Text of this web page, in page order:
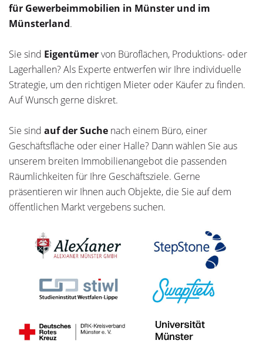
für Gewerbeimmobilien in Münster und im
Münsterland.
Sie sind Eigentümervon Büroflächen, Produktions- oder
Lagerhallen? Als Experte entwerfen wir Ihre individuelle
Strategie, um den richtigen Mieter oder Käufer zu finden.
Auf Wunsch gerne diskret.
Sie sind auf der Suche nach einem Büro, einer
Geschäftsfläche oder einer Halle? Dann wählen Sie aus
unserem breiten Immobilienangebot die passenden
Räumlichkeiten für Ihre Geschäftsziele. Gerne
präsentieren wir Ihnen auch Objekte, die Sie auf dem
öffentlichen Markt vergebens suchen.